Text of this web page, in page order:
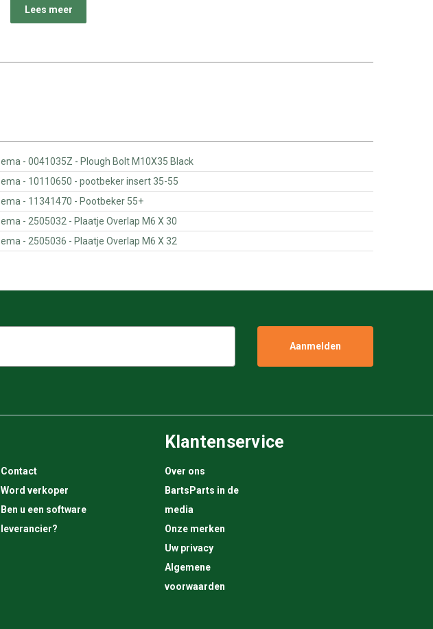
Lees meer
Miedema - 0041035Z - Plough Bolt M10X35 Black
Miedema - 10110650 - pootbeker insert 35-55
Miedema - 11341470 - Pootbeker 55+
Miedema - 2505032 - Plaatje Overlap M6 X 30
Miedema - 2505036 - Plaatje Overlap M6 X 32
Contact
Word verkoper
Ben u een software
leverancier?
Klantenservice
Over ons
BartsParts in de
media
Onze merken
Uw privacy
Algemene
voorwaarden